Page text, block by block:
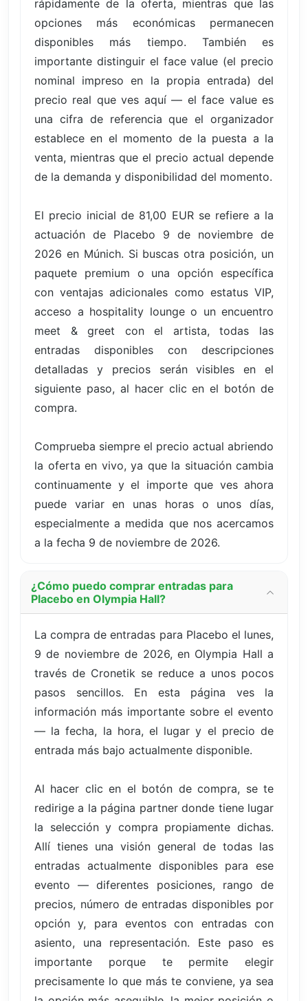
rápidamente de la oferta, mientras que las
opciones más económicas permanecen
disponibles más tiempo. También es
importante distinguir el face value (el precio
nominal impreso en la propia entrada) del
precio real que ves aquí — el face value es
una cifra de referencia que el organizador
establece en el momento de la puesta a la
venta, mientras que el precio actual depende
de la demanda y disponibilidad del momento.
El precio inicial de 81,00 EUR se refiere a la
actuación de Placebo 9 de noviembre de
2026 en Múnich. Si buscas otra posición, un
paquete premium o una opción específica
con ventajas adicionales como estatus VIP,
acceso a hospitality lounge o un encuentro
meet & greet con el artista, todas las
entradas disponibles con descripciones
detalladas y precios serán visibles en el
siguiente paso, al hacer clic en el botón de
compra.
Comprueba siempre el precio actual abriendo
la oferta en vivo, ya que la situación cambia
continuamente y el importe que ves ahora
puede variar en unas horas o unos días,
especialmente a medida que nos acercamos
a la fecha 9 de noviembre de 2026.
¿Cómo puedo comprar entradas para
Placebo en Olympia Hall?
La compra de entradas para Placebo el lunes,
9 de noviembre de 2026, en Olympia Hall a
través de Cronetik se reduce a unos pocos
pasos sencillos. En esta página ves la
información más importante sobre el evento
— la fecha, la hora, el lugar y el precio de
entrada más bajo actualmente disponible.
Al hacer clic en el botón de compra, se te
redirige a la página partner donde tiene lugar
la selección y compra propiamente dichas.
Allí tienes una visión general de todas las
entradas actualmente disponibles para ese
evento — diferentes posiciones, rango de
precios, número de entradas disponibles por
opción y, para eventos con entradas con
asiento, una representación. Este paso es
importante porque te permite elegir
precisamente lo que más te conviene, ya sea